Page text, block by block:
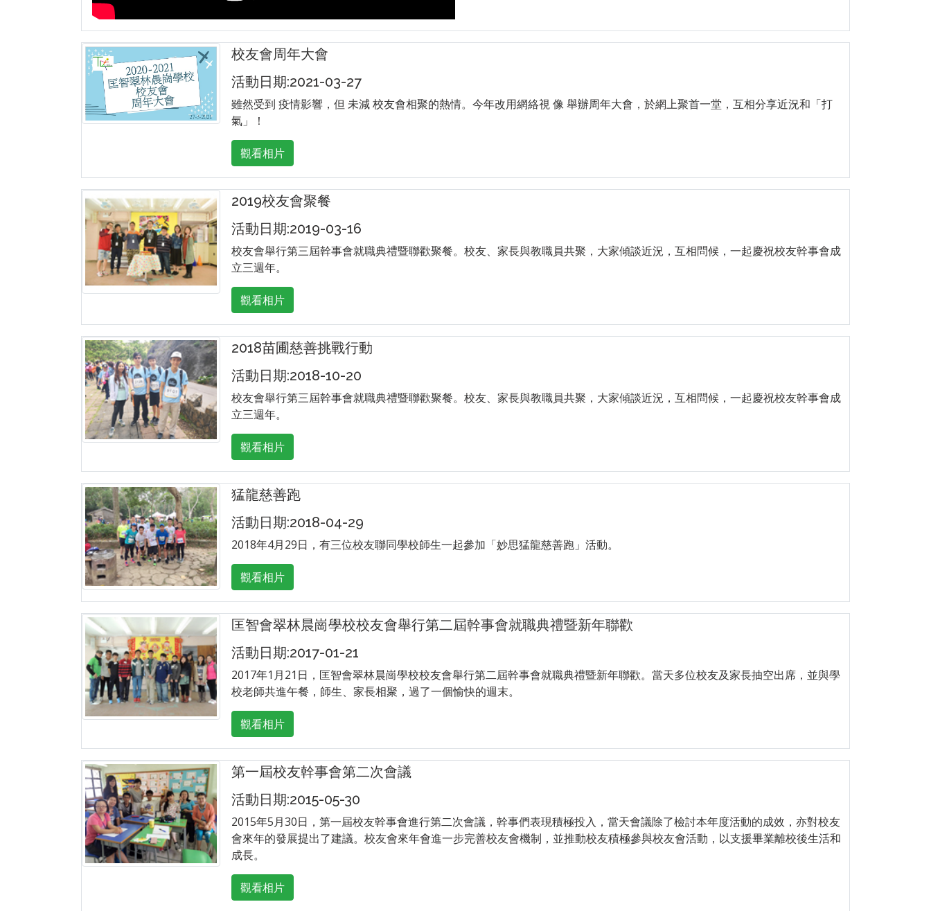
校友會周年大會
活動日期:2021-03-27
雖然受到 疫情影響，但 未減 校友會相聚的熱情。今年改用網絡視 像 舉辦周年大會，於網上聚首一堂，互相分享近況和「打
氣」！
觀看相片
2019校友會聚餐
活動日期:2019-03-16
校友會舉行第三屆幹事會就職典禮暨聯歡聚餐。校友、家長與教職員共聚，大家傾談近況，互相問候，一起慶祝校友幹事會成
立三週年。
觀看相片
2018苗圃慈善挑戰行動
活動日期:2018-10-20
校友會舉行第三屆幹事會就職典禮暨聯歡聚餐。校友、家長與教職員共聚，大家傾談近況，互相問候，一起慶祝校友幹事會成
立三週年。
觀看相片
猛龍慈善跑
活動日期:2018-04-29
2018年4月29日，有三位校友聯同學校師生一起參加「妙思猛龍慈善跑」活動。
觀看相片
匡智會翠林晨崗學校校友會舉行第二屆幹事會就職典禮暨新年聯歡
活動日期:2017-01-21
2017年1月21日，匡智會翠林晨崗學校校友會舉行第二屆幹事會就職典禮暨新年聯歡。當天多位校友及家長抽空出席，並與學
校老師共進午餐，師生、家長相聚，過了一個愉快的週末。
觀看相片
第一屆校友幹事會第二次會議
活動日期:2015-05-30
2015年5月30日，第一屆校友幹事會進行第二次會議，幹事們表現積極投入，當天會議除了檢討本年度活動的成效，亦對校友
會來年的發展提出了建議。校友會來年會進一步完善校友會機制，並推動校友積極參與校友會活動，以支援畢業離校後生活和
成長。
觀看相片